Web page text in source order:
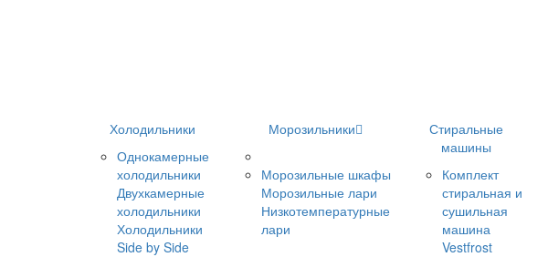
Холодильники
Однокамерные
холодильники
Двухкамерные
холодильники
Холодильники
Side by Side
Морозильники
Морозильные шкафы
Морозильные лари
Низкотемпературные
лари
Стиральные
машины
Комплект
стиральная и
сушильная
машина
Vestfrost